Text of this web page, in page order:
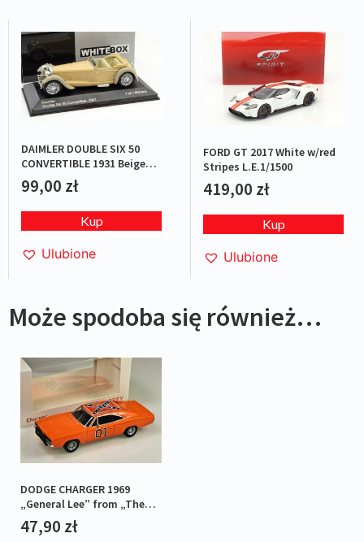
DAIMLER DOUBLE SIX 50
CONVERTIBLE 1931 Beige
L.E.1/1000
99,00 zł
Kup
Ulubione
FORD GT 2017 White w/red
Stripes L.E.1/1500
419,00 zł
Kup
Ulubione
Może spodoba się również…
DODGE CHARGER 1969
„General Lee” from „The
Dukes of Hazzard” – JET
CAR
47,90 zł